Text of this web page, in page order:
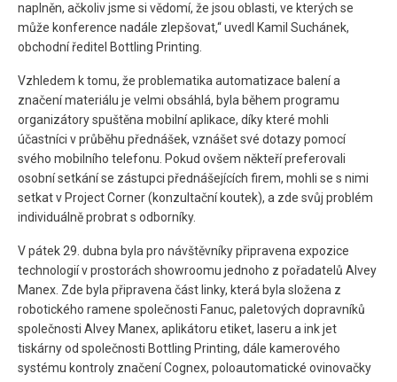
naplněn, ačkoliv jsme si vědomí, že jsou oblasti, ve kterých se
může konference nadále zlepšovat,“ uvedl Kamil Suchánek,
obchodní ředitel Bottling Printing.
Vzhledem k tomu, že problematika automatizace balení a
značení materiálu je velmi obsáhlá, byla během programu
organizátory spuštěna mobilní aplikace, díky které mohli
účastníci v průběhu přednášek, vznášet své dotazy pomocí
svého mobilního telefonu. Pokud ovšem někteří preferovali
osobní setkání se zástupci přednášejících firem, mohli se s nimi
setkat v Project Corner (konzultační koutek), a zde svůj problém
individuálně probrat s odborníky.
V pátek 29. dubna byla pro návštěvníky připravena expozice
technologií v prostorách showroomu jednoho z pořadatelů Alvey
Manex. Zde byla připravena část linky, která byla složena z
robotického ramene společnosti Fanuc, paletových dopravníků
společnosti Alvey Manex, aplikátoru etiket, laseru a ink jet
tiskárny od společnosti Bottling Printing, dále kamerového
systému kontroly značení Cognex, poloautomatické ovinovačky